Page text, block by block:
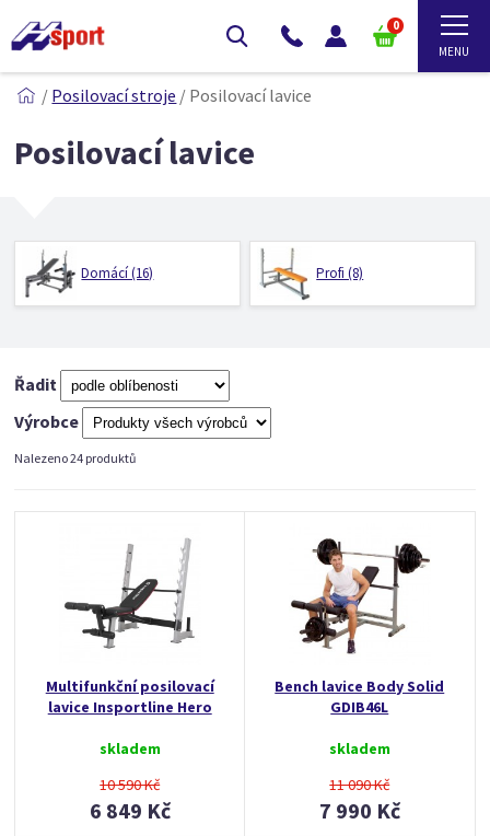
0
/ Posilovací stroje / Posilovací lavice
Posilovací lavice
Domácí (16) Profi (8)
Řadit
Výrobce
Nalezeno 24 produktů
Multifunkční posilovací
lavice Insportline Hero
skladem
10 590 Kč
6 849 Kč
Bench lavice Body Solid
GDIB46L
skladem
11 090 Kč
7 990 Kč